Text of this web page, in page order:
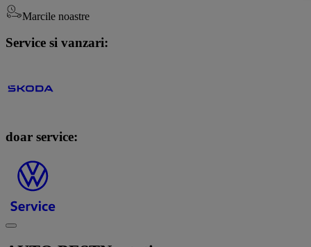
Marcile noastre
Service si vanzari:
doar service: